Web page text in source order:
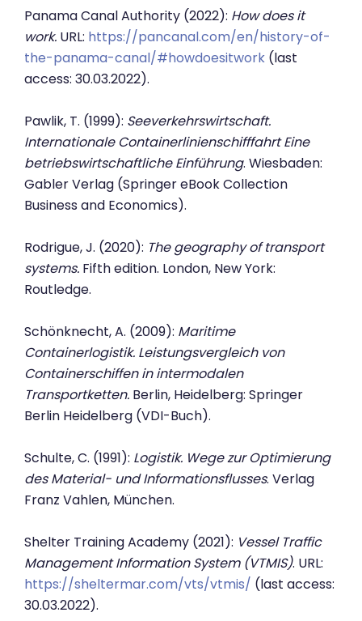
Panama Canal Authority (2022): How does it
work. URL: https://pancanal.com/en/history-of-
the-panama-canal/#howdoesitwork (last
access: 30.03.2022).
Pawlik, T. (1999): Seeverkehrswirtschaft.
Internationale Containerlinienschifffahrt Eine
betriebswirtschaftliche Einführung. Wiesbaden:
Gabler Verlag (Springer eBook Collection
Business and Economics).
Rodrigue, J. (2020): The geography of transport
systems. Fifth edition. London, New York:
Routledge.
Schönknecht, A. (2009): Maritime
Containerlogistik. Leistungsvergleich von
Containerschiffen in intermodalen
Transportketten. Berlin, Heidelberg: Springer
Berlin Heidelberg (VDI-Buch).
Schulte, C. (1991): Logistik. Wege zur Optimierung
des Material- und Informationsflusses. Verlag
Franz Vahlen, München.
Shelter Training Academy (2021): Vessel Traffic
Management Information System (VTMIS). URL:
https://sheltermar.com/vts/vtmis/ (last access:
30.03.2022).